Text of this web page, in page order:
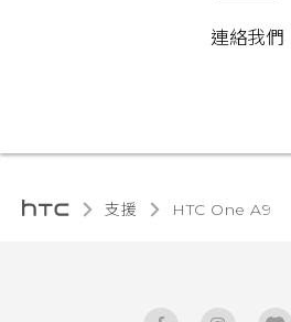
連絡我們
支援 HTC One A9‎